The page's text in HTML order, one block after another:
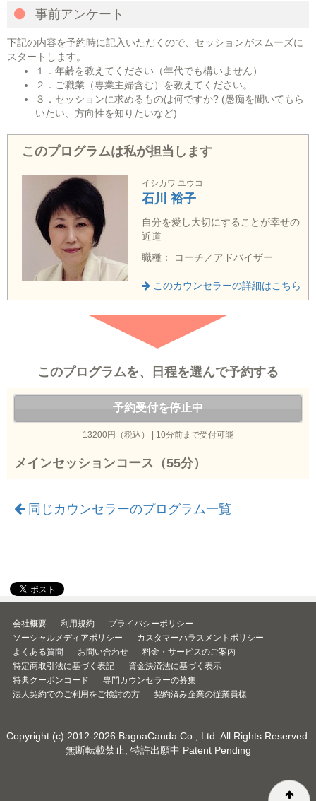
事前アンケート
下記の内容を予約時に記入いただくので、セッションがスムーズに
スタートします。
１．年齢を教えてください（年代でも構いません）
２．ご職業（専業主婦含む）を教えてください。
３．セッションに求めるものは何ですか? (愚痴を聞いてもら
いたい、方向性を知りたいなど)
このプログラムは私が担当します
イシカワ ユウコ
石川 裕子
自分を愛し大切にすることが幸せの
近道
職種： コーチ／アドバイザー
このカウンセラーの詳細はこちら
このプログラムを、日程を選んで予約する
予約受付を停止中
13200円（税込） | 10分前まで受付可能
メインセッションコース（55分）
同じカウンセラーのプログラム一覧
会社概要 利用規約
プライバシーポリシー
ソーシャルメディアポリシー
カスタマーハラスメントポリシー
よくある質問
お問い合わせ
料金・サービスのご案内
特定商取引法に基づく表記
資金決済法に基づく表示
特典クーポンコード
専門カウンセラーの募集
法人契約でのご利用をご検討の方
契約済み企業の従業員様
Copyright (c) 2012-2026 BagnaCauda Co., Ltd. All Rights Reserved.
無断転載禁止, 特許出願中 Patent Pending